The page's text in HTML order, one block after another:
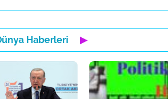
Haberleri ▶